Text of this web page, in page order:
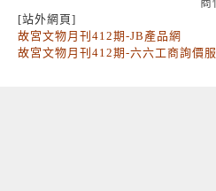
[站外網頁]
故宮文物月刊412期-JB產品網
故宮文物月刊412期-六六工商詢價